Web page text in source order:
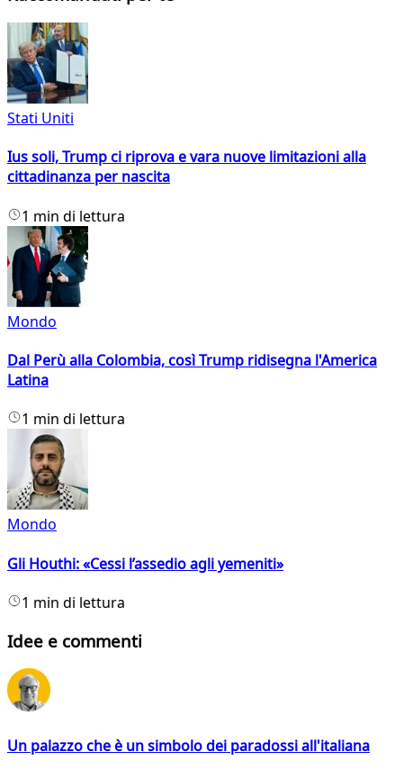
Stati Uniti
Ius soli, Trump ci riprova e vara nuove limitazioni alla
cittadinanza per nascita
1 min di lettura
Mondo
Dal Perù alla Colombia, così Trump ridisegna l'America
Latina
1 min di lettura
Mondo
Gli Houthi: «Cessi l’assedio agli yemeniti»
1 min di lettura
Idee e commenti
Un palazzo che è un simbolo dei paradossi all'italiana